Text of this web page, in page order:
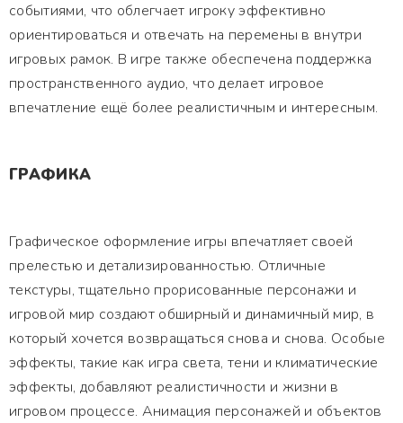
событиями, что облегчает игроку эффективно
ориентироваться и отвечать на перемены в внутри
игровых рамок. В игре также обеспечена поддержка
пространственного аудио, что делает игровое
впечатление ещё более реалистичным и интересным.
ГРАФИКА
Графическое оформление игры впечатляет своей
прелестью и детализированностью. Отличные
текстуры, тщательно прорисованные персонажи и
игровой мир создают обширный и динамичный мир, в
который хочется возвращаться снова и снова. Особые
эффекты, такие как игра света, тени и климатические
эффекты, добавляют реалистичности и жизни в
игровом процессе. Анимация персонажей и объектов